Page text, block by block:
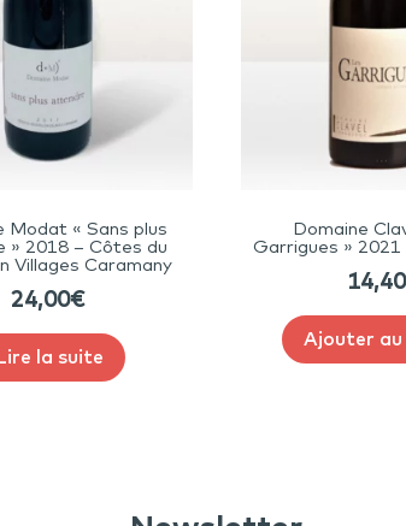
Modat « Sans plus
» 2018 – Côtes du
Villages Caramany
24,00€
la suite
Domaine
Garrigues »
14,40
Ajouter au